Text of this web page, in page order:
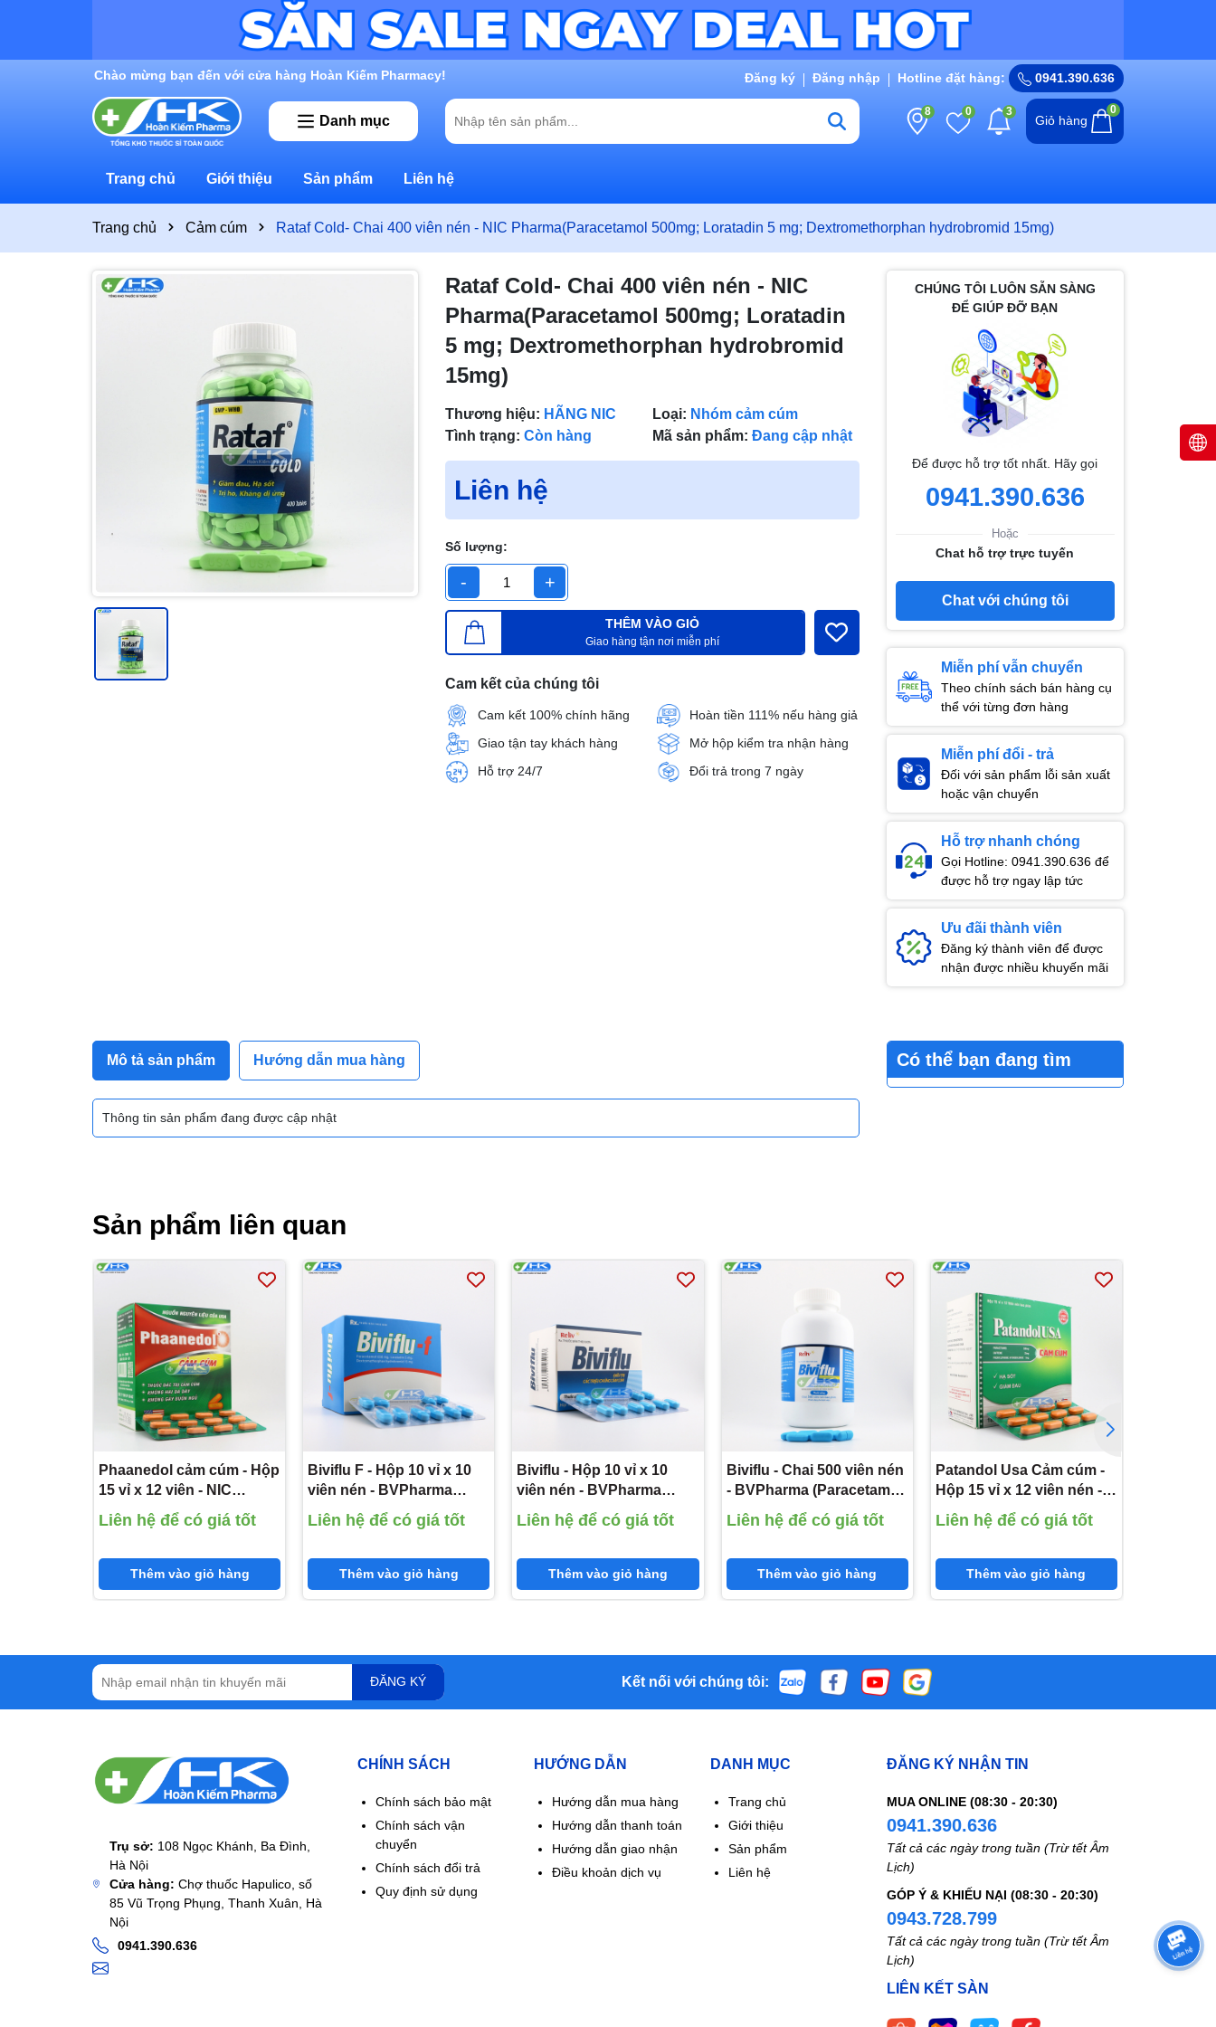
Rất nhiều ưu đãi và chương trình khuyến mãi đang chờ đợi bạn Đăng ký Đăng nhập Hotline đặt hàng: 0941.390.636
Danh mục
8 0 3
Giỏ hàng
0
Trang chủ Giới thiệu Sản phẩm Liên hệ
Trang chủ Cảm cúm Rataf Cold- Chai 400 viên nén - NIC Pharma(Paracetamol 500mg; Loratadin 5 mg; Dextromethorphan hydrobromid 15mg)
Rataf Cold- Chai 400 viên nén - NIC
Pharma(Paracetamol 500mg; Loratadin
5 mg; Dextromethorphan hydrobromid
15mg)
Thương hiệu: HÃNG NIC Loại: Nhóm cảm cúm
Tình trạng: Còn hàng Mã sản phẩm: Đang cập nhật
Liên hệ
Số lượng:
- +
THÊM VÀO GIỎ
Giao hàng tận nơi miễn phí
Cam kết của chúng tôi
Cam kết 100% chính hãng
Hoàn tiền 111% nếu hàng giả
Giao tận tay khách hàng
Mở hộp kiểm tra nhận hàng
Hỗ trợ 24/7
Đổi trả trong 7 ngày
CHÚNG TÔI LUÔN SẴN SÀNG
ĐỂ GIÚP ĐỠ BẠN
Để được hỗ trợ tốt nhất. Hãy gọi
0941.390.636
Hoặc
Chat hỗ trợ trực tuyến
Chat với chúng tôi
Miễn phí vẫn chuyển
Theo chính sách bán hàng cụ
thể với từng đơn hàng
Miễn phí đổi - trả
Đối với sản phẩm lỗi sản xuất
hoặc vận chuyển
Hỗ trợ nhanh chóng
Gọi Hotline: 0941.390.636 để
được hỗ trợ ngay lập tức
Ưu đãi thành viên
Đăng ký thành viên để được
nhận được nhiều khuyến mãi
Mô tả sản phẩm Hướng dẫn mua hàng
Thông tin sản phẩm đang được cập nhật
Có thể bạn đang tìm
Sản phẩm liên quan
Phaanedol cảm cúm - Hộp
15 vỉ x 12 viên - NIC
Pharma (Paracetamol
500mg; Cafein 25mg;
Liên hệ để có giá tốt
Thêm vào giỏ hàng
Biviflu F - Hộp 10 vỉ x 10
viên nén - BVPharma
(Paracetamol 650mg;
Loratadine 5mg;
15mg)
Liên hệ để có giá tốt
Thêm vào giỏ hàng
Biviflu - Hộp 10 vỉ x 10
viên nén - BVPharma
(Paracetamol 500mg;
Dextromethorphan HBr
Liên hệ để có giá tốt
Thêm vào giỏ hàng
Biviflu - Chai 500 viên nén
- BVPharma (Paracetamol
650mg; Loratadine 5mg;
Dextromethorphan HBr
Liên hệ để có giá tốt
Thêm vào giỏ hàng
Patandol Usa Cảm cúm -
Hộp 15 vỉ x 12 viên nén -
PP.Pharco (Paracrtamol
500mg; Caffein 25mg;
Liên hệ để có giá tốt
Thêm vào giỏ hàng
ĐĂNG KÝ Kết nối với chúng tôi:
Trụ sở: 108 Ngọc Khánh, Ba Đình,
Hà Nội
Cửa hàng: Chợ thuốc Hapulico, số
85 Vũ Trọng Phụng, Thanh Xuân, Hà
Nội
0941.390.636
CHÍNH SÁCH
Chính sách bảo mật
Chính sách vận
chuyển
Chính sách đổi trả
Quy định sử dụng
HƯỚNG DẪN
Hướng dẫn mua hàng
Hướng dẫn thanh toán
Hướng dẫn giao nhận
Điều khoản dịch vụ
DANH MỤC
Trang chủ
Giới thiệu
Sản phẩm
Liên hệ
ĐĂNG KÝ NHẬN TIN
MUA ONLINE (08:30 - 20:30)
0941.390.636
Tất cả các ngày trong tuần (Trừ tết Âm
Lịch)
GÓP Ý & KHIẾU NẠI (08:30 - 20:30)
0943.728.799
Tất cả các ngày trong tuần (Trừ tết Âm
Lịch)
LIÊN KẾT SÀN